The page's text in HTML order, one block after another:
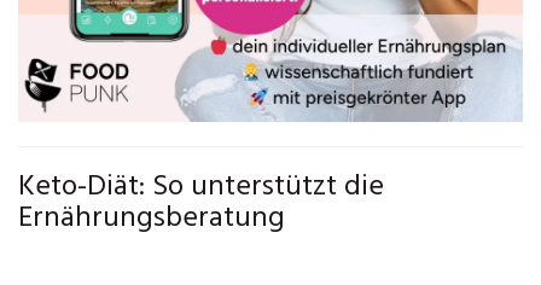
Keto-Diät: So unterstützt die
Ernährungsberatung